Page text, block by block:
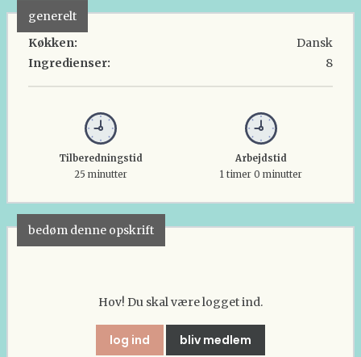
generelt
Køkken:
Ingredienser:
Dansk
8
Tilberedningstid
25 minutter
Arbejdstid
1 timer 0 minutter
bedøm denne opskrift
Hov! Du skal være logget ind.
log ind bliv medlem